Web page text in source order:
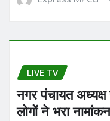
LIVE TV
नगर पंचायत
लोगों ने भरा